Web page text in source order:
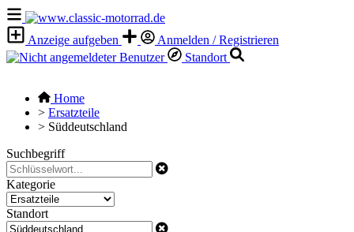
Anzeige aufgeben
Anmelden / Registrieren
Standort
Home
> Ersatzteile
> Süddeutschland
Suchbegriff
Kategorie
Standort